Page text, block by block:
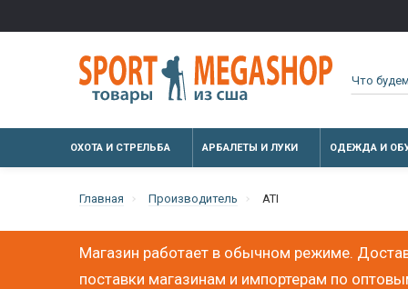
ОХОТА И СТРЕЛЬБА АРБАЛЕТЫ И ЛУКИ ОДЕЖДА И
Главная Производитель ATI
Магазин работает в обычном режиме.
поставки магазинам и импортерам по